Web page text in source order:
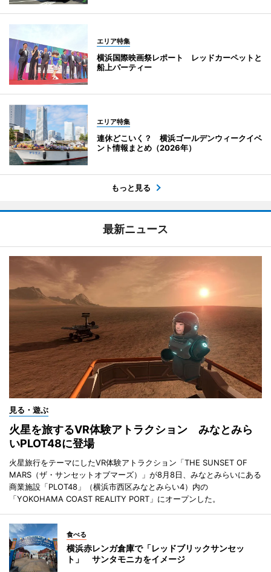
エリア特集
横浜国際映画祭レポート レッドカーペットと
船上パーティー
エリア特集
連休どこいく？ 横浜ゴールデンウィークイベ
ント情報まとめ（2026年）
もっと見る
最新ニュース
見る・遊ぶ
火星を旅するVR体験アトラクション みなとみら
いPLOT48に登場
火星旅行をテーマにしたVR体験アトラクション「THE SUNSET OF
MARS（ザ・サンセットオブマーズ）」が8月8日、みなとみらいにある
商業施設「PLOT48」（横浜市西区みなとみらい4）内の
「YOKOHAMA COAST REALITY PORT」にオープンした。
食べる
横浜赤レンガ倉庫で「レッドブリックサンセッ
ト」 サンタモニカをイメージ